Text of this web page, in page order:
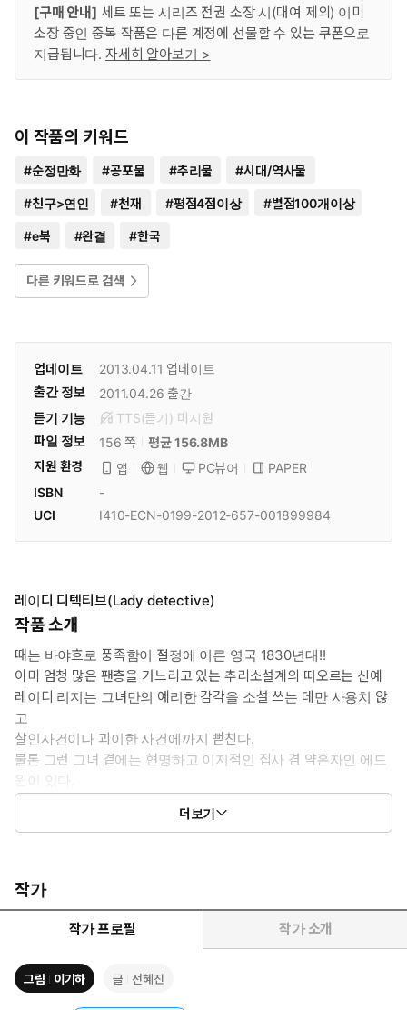
[구매 안내] 세트 또는 시리즈 전권 소장 시(대여 제외) 이미
소장 중인 중복 작품은 다른 계정에 선물할 수 있는 쿠폰으로
지급됩니다. 자세히 알아보기 >
이 작품의 키워드
#순정만화 #공포물 #추리물 #시대/역사물
#친구>연인 #천재 #평점4점이상 #별점100개이상
#e북 #완결 #한국
다른 키워드로 검색
업데이트 2013.04.11 업데이트
출간 정보
2011.04.26 출간
듣기 기능
TTS(듣기) 미 지원
파일 정보
156 쪽
평균 156.8MB
지원 환경
앱 웹 PC뷰어
PAPER
ISBN
-
UCI
I410-ECN-0199-2012-657-001899984
레이디 디텍티브(Lady detective)
작품 소개
때는 바야흐로 풍족함이 절정에 이른 영국 1830년대!!
이미 엄청 많은 팬층을 거느리고 있는 추리소설계의 떠오르는 신예
레이디 리지는 그녀만의 예리한 감각을 소설 쓰는 데만 사용치 않
고
살인사건이나 괴이한 사건에까지 뻗친다.
물론 그런 그녀 곁에는 현명하고 이지적인 집사 겸 약혼자인 에드
윈이 있다.
19세기 영국을 배경으로 펼쳐지는 레이디 리지와
그녀의 보디가드(?) 에드윈이 펼치는 미스터리 스릴러물.
더보기
작가
작가 프로필 작가 소개
그림 이기하 글 전혜진